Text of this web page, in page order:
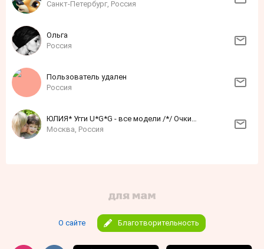
Санкт-Петербург, Россия
Ольга
Россия
Пользователь удален
Россия
ЮЛИЯ* Угги U*G*G - все модели /*/ Очки-Платки-в наличии
Москва, Россия
О сайте Благотворительность